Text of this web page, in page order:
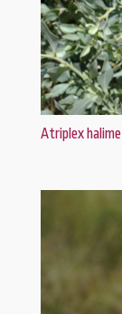
Atriplex halime